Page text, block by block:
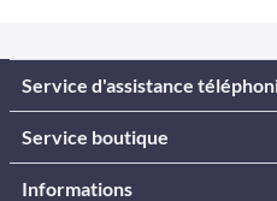
Service d'assistance
Service boutique
Informations